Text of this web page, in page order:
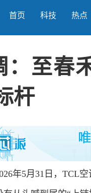
首页 科技 热点
至春
杆
5月31日，TCL空